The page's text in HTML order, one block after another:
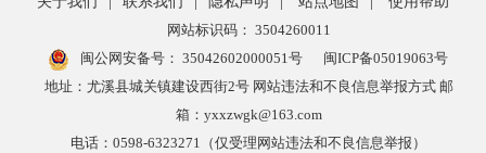
网站标识码： 3504260011
闽公网安备号： 35042602000051号
闽ICP备05019063号
地址：尤溪县城关镇建设西街2号 网站违法和不良信息举报方式 邮
箱：yxxzwgk@163.com
电话：0598-6323271（仅受理网站违法和不良信息举报）